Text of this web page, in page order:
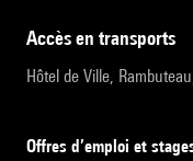
accès en transports
Hôtel de Ville,
Offres d’emploi et